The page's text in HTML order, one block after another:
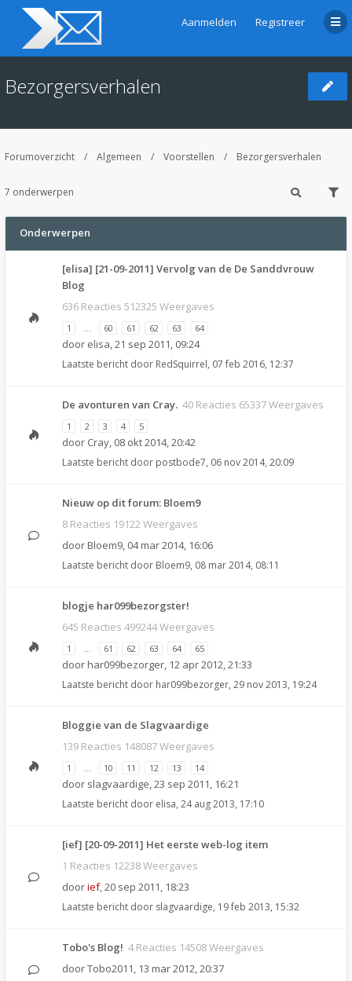
Aanmelden Registreer
Bezorgersverhalen
Forumoverzicht Algemeen Voorstellen Bezorgersverhalen
7 onderwerpen
Onderwerpen
[elisa] [21-09-2011] Vervolg van de De Sanddvrouw
Blog
636 Reacties 512325 Weergaves
1 … 60 61 62 63 64
door elisa,21 sep 2011, 09:24
Laatste bericht door RedSquirrel, 07 feb 2016, 12:37
De avonturen van Cray. 40 Reacties 65337 Weergaves
1 2 3 4 5
door Cray, 08 okt 2014, 20:42
Laatste bericht door postbode7, 06 nov 2014, 20:09
Nieuw op dit forum: Bloem9
8 Reacties 19122 Weergaves
door Bloem9, 04 mar 2014, 16:06
Laatste bericht door Bloem9, 08 mar 2014, 08:11
blogje har099bezorgster!
645 Reacties 499244 Weergaves
1 … 61 62 63 64 65
door har099bezorger, 12 apr 2012, 21:33
Laatste bericht door har099bezorger, 29 nov 2013, 19:24
Bloggie van de Slagvaardige
139 Reacties 148087 Weergaves
1 … 10 11 12 13 14
door slagvaardige,23 sep 2011, 16:21
Laatste bericht door elisa, 24 aug 2013, 17:10
[ief] [20-09-2011] Het eerste web-log item
1 Reacties 12238 Weergaves
doorief,20 sep 2011, 18:23
Laatste bericht door slagvaardige, 19 feb 2013, 15:32
Tobo's Blog! 4 Reacties 14508 Weergaves
doorTobo2011, 13 mar 2012, 20:37